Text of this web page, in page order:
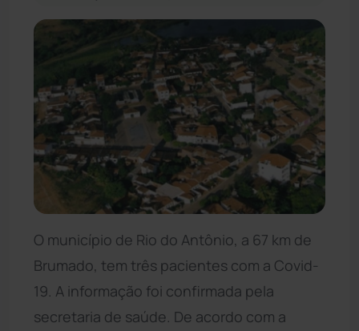
O município de Rio do Antônio, a 67 km de
Brumado, tem três pacientes com a Covid-
19. A informação foi confirmada pela
secretaria de saúde. De acordo com a